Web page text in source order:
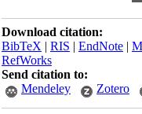
Download citation:
BibTeX|RIS|EndNote|
RefWorks
Send citation to:
Mendeley
Zotero